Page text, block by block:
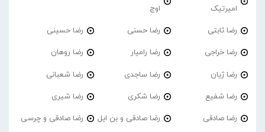
امیرتیک
اوج
رضا ثابتی رضا حسنی رضا حسینی
رضا خراجی رضا رامیار رضا روهان
رضا ژیان رضا ساجدی رضا شعبانی
رضا شفیع رضا شکری رضا شیری
رضا صادقی رضا صادقی و بن ایل رضا صادقی و چرسی